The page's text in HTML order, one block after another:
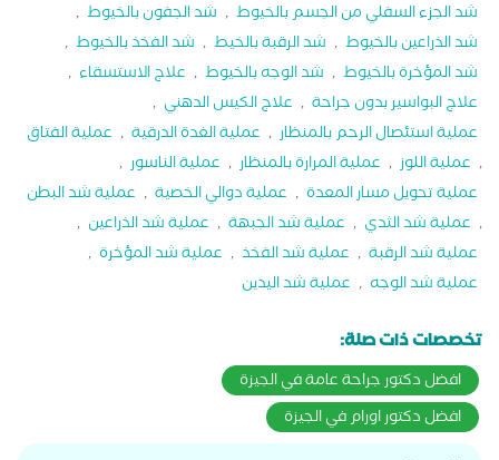
شد الجزء السفلي من الجسم بالخيوط , شد الجفون بالخيوط ,
شد الذراعين بالخيوط , شد الرقبة بالخيط , شد الفخذ بالخيوط ,
شد المؤخرة بالخيوط , شد الوجه بالخيوط , علاج الاستسقاء ,
علاج البواسير بدون جراحة , علاج الكيس الدهني ,
عملية استئصال الرحم بالمنظار , عملية الغدة الدرقية , عملية الفتاق
, عملية اللوز , عملية المرارة بالمنظار , عملية الناسور ,
عملية تحويل مسار المعدة , عملية دوالي الخصية , عملية شد البطن
, عملية شد الثدي , عملية شد الجبهة , عملية شد الذراعين ,
عملية شد الرقبة , عملية شد الفخذ , عملية شد المؤخرة ,
عملية شد الوجه , عملية شد اليدين
تخصصات ذات صلة:
افضل دكتور جراحة عامة في الجيزة
افضل دكتور اورام في الجيزة